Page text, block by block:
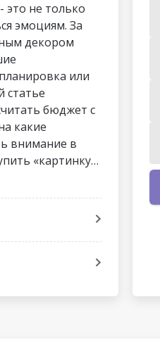
это не только
эмоциям. За
декором
или
статье
бюджет с
какие
внимание в
«картинку»,
чек-
до сделки